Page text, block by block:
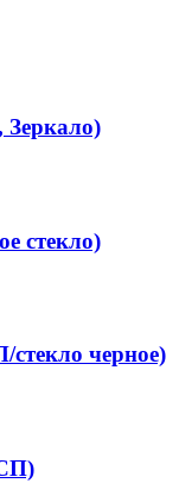
Зеркало)
стекло)
черное)